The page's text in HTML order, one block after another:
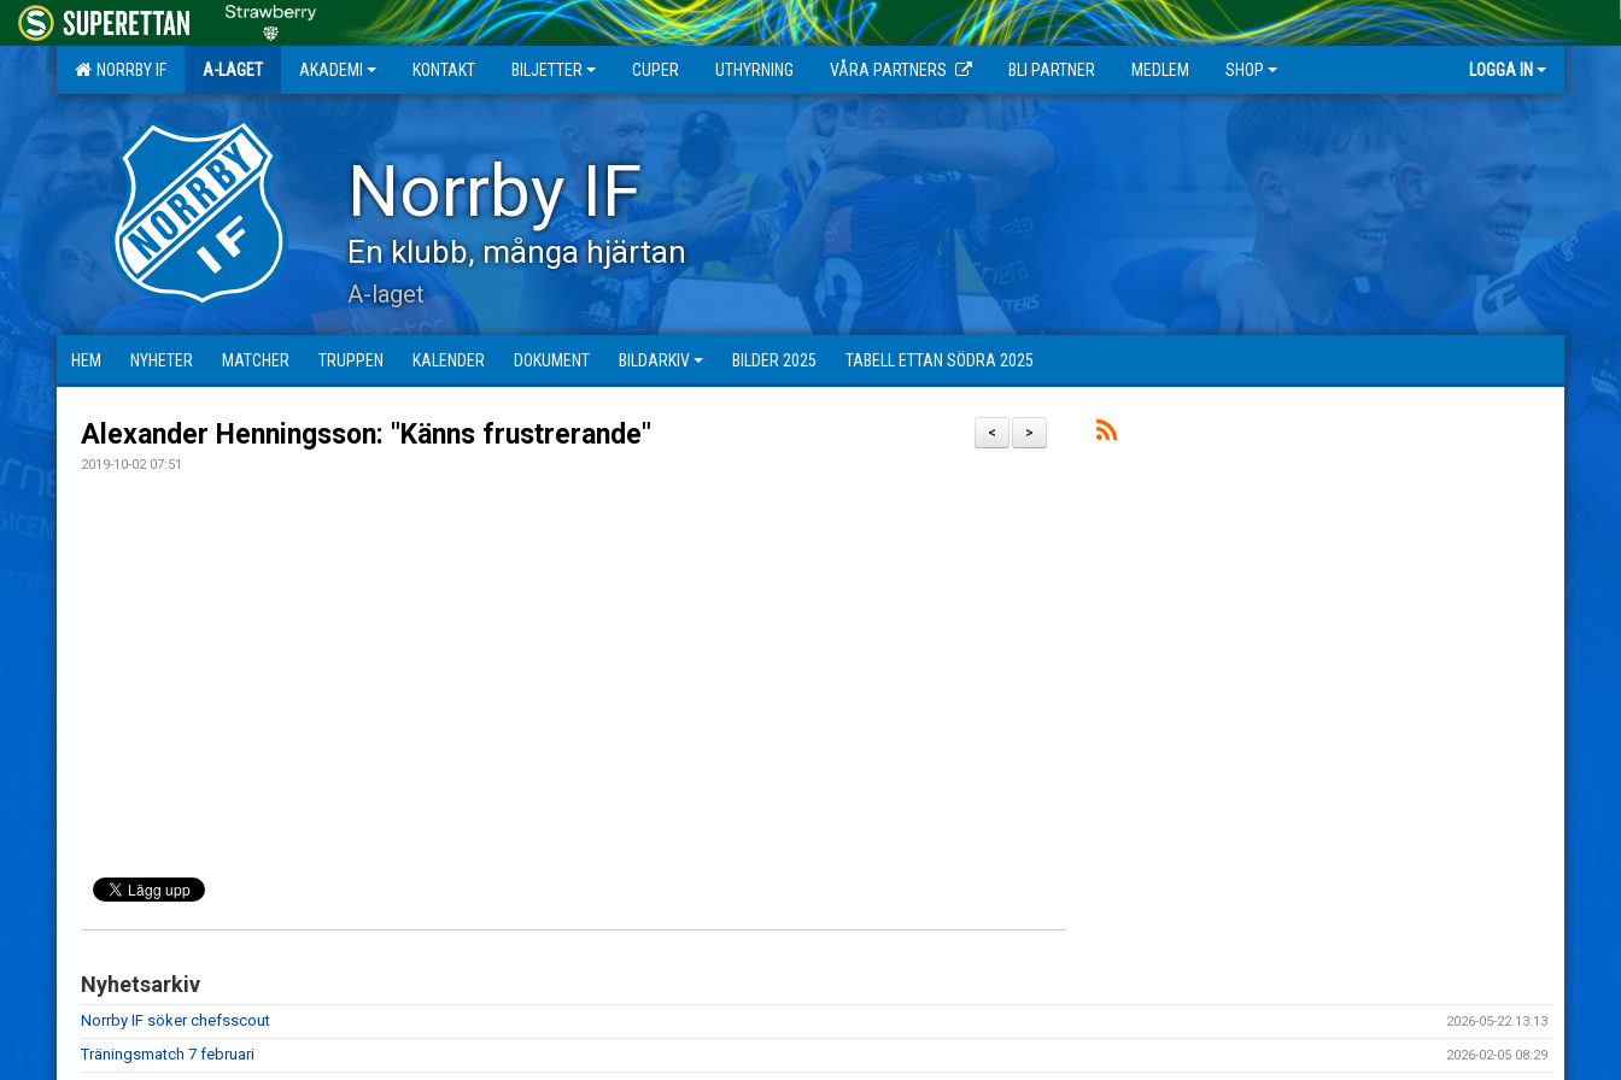
NORRBY IF A-LAGET AKADEMI KONTAKT BILJETTER CUPER UTHYRNING VÅRA PARTNERS BLI PARTNER MEDLEM SHOP LOGGA IN
Norrby IF
En klubb, många hjärtan
A-laget
HEM NYHETER MATCHER TRUPPEN KALENDER DOKUMENT BILDARKIV BILDER 2025 TABELL ETTAN SÖDRA 2025
>
<
Alexander Henningsson: "Känns frustrerande"
2019-10-02 07:51
Nyhetsarkiv
Norrby IF söker chefsscout 2026-05-22 13:13
Träningsmatch 7 februari 2026-02-05 08:29